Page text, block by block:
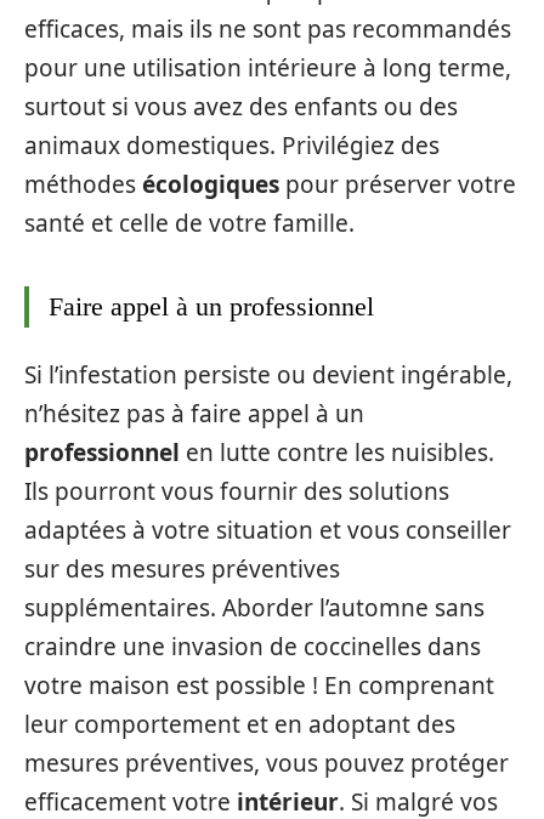
efficaces, mais ils ne sont pas recommandés
pour une utilisation intérieure à long terme,
surtout si vous avez des enfants ou des
animaux domestiques. Privilégiez des
méthodesécologiques pour préserver votre
santé et celle de votre famille.
Faire appel à un professionnel
Si l’infestation persiste ou devient ingérable,
n’hésitez pas à faire appel à un
professionnel en lutte contre les nuisibles.
Ils pourront vous fournir des solutions
adaptées à votre situation et vous conseiller
sur des mesures préventives
supplémentaires. Aborder l’automne sans
craindre une invasion de coccinelles dans
votre maison est possible ! En comprenant
leur comportement et en adoptant des
mesures préventives, vous pouvez protéger
efficacement votre intérieur. Si malgré vos